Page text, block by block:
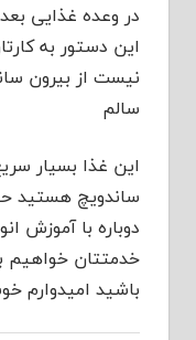
در وعده غذایی
این دستور به
نیست از بیرون
سالم
این غذا بسیار
ساندویچ هستید
دوباره با آموزش
خدمتتان خواهیم
باشید امیدوارم